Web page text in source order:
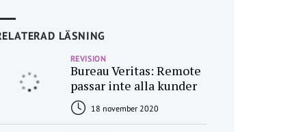
LÄSNING
REVISION
Bureau Veritas: Remote
passar inte alla kunder
18 november 2020